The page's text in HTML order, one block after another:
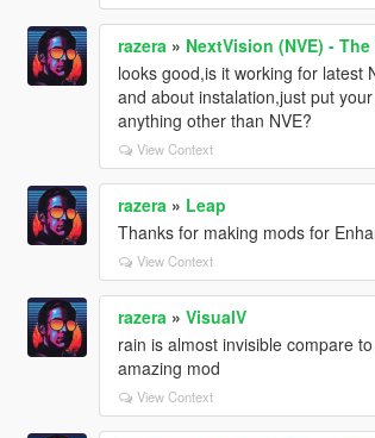
razera » NextVision (NVE) -
looks good,is it working for latest
and about instalation,just put
anything other than NVE?
View Context
razera » Leap
Thanks for making mods for
View Context
razera » VisualV
rain is almost invisible compare
amazing mod
View Context